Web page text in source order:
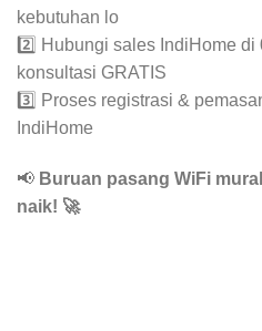
kebutuhan lo
2️⃣ Hubungi sales IndiHome di
konsultasi GRATIS
3️⃣ Proses registrasi &
IndiHome
📢 Buruan pasang WiFi
naik! 🚀